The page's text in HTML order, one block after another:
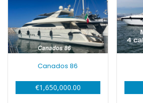
Canados 86
€1,650,000.00